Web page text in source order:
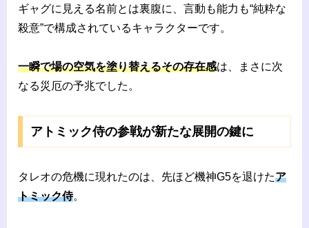
ギャグに見える名前とは裏腹に、言動も能力も“純粋な
殺意”で構成されているキャラクターです。
一瞬で場の空気を塗り替えるその存在感は、まさに次
なる災厄の予兆でした。
アトミック侍の参戦が新たな展開の鍵に
タレオの危機に現れたのは、先ほど機神G5を退けたア
トミック侍。